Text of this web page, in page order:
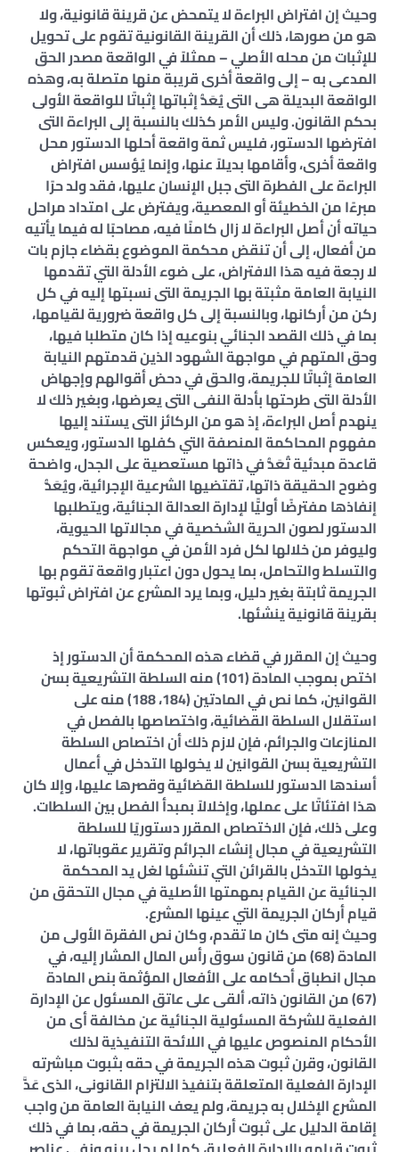
وحيث إن افتراض البراءة لا يتمحض عن قرينة قانونية، ولا
هو من صورها، ذلك أن القرينة القانونية تقوم على تحويل
للإثبات من محله الأصلي – ممثلاً في الواقعة مصدر الحق
المدعى به – إلى واقعة أخرى قريبة منها متصلة به، وهذه
الواقعة البديلة هى التى يُعَدُّ إثباتها إثباتًا للواقعة الأولى
بحكم القانون. وليس الأمر كذلك بالنسبة إلى البراءة التى
افترضها الدستور، فليس ثمة واقعة أحلها الدستور محل
واقعة أخرى، وأقامها بديلاً عنها، وإنما يُؤسس افتراض
البراءة على الفطرة التى جبل الإنسان عليها، فقد ولد حرًا
مبرءًا من الخطيئة أو المعصية، ويفترض على امتداد مراحل
حياته أن أصل البراءة لا زال كامنًا فيه، مصاحبًا له فيما يأتيه
من أفعال، إلى أن تنقض محكمة الموضوع بقضاء جازم بات
لا رجعة فيه هذا الافتراض، على ضوء الأدلة التي تقدمها
النيابة العامة مثبتة بها الجريمة التى نسبتها إليه في كل
ركن من أركانها، وبالنسبة إلى كل واقعة ضرورية لقيامها،
بما في ذلك القصد الجنائي بنوعيه إذا كان متطلبا فيها،
وحق المتهم في مواجهة الشهود الذين قدمتهم النيابة
العامة إثباتًا للجريمة، والحق في دحض أقوالهم وإجهاض
الأدلة التى طرحتها بأدلة النفى التى يعرضها، وبغير ذلك لا
ينهدم أصل البراءة، إذ هو من الركائز التى يستند إليها
مفهوم المحاكمة المنصفة التي كفلها الدستور، ويعكس
قاعدة مبدئية تُعَدُّ في ذاتها مستعصية على الجدل، واضحة
وضوح الحقيقة ذاتها، تقتضيها الشرعية الإجرائية، ويُعَدُّ
إنفاذها مفترضًا أوليًّا لإدارة العدالة الجنائية، ويتطلبها
الدستور لصون الحرية الشخصية في مجالاتها الحيوية،
وليوفر من خلالها لكل فرد الأمن في مواجهة التحكم
والتسلط والتحامل، بما يحول دون اعتبار واقعة تقوم بها
الجريمة ثابتة بغير دليل، وبما يرد المشرع عن افتراض ثبوتها
بقرينة قانونية ينشئها.
وحيث إن المقرر في قضاء هذه المحكمة أن الدستور إذ
اختص بموجب المادة (101) منه السلطة التشريعية بسن
القوانين، كما نص في المادتين (184، 188) منه على
استقلال السلطة القضائية، واختصاصها بالفصل في
المنازعات والجرائم، فإن لازم ذلك أن اختصاص السلطة
التشريعية بسن القوانين لا يخولها التدخل في أعمال
أسندها الدستور للسلطة القضائية وقصرها عليها، وإلا كان
هذا افتئاتًا على عملها، وإخلالاً بمبدأ الفصل بين السلطات.
وعلى ذلك، فإن الاختصاص المقرر دستوريًا للسلطة
التشريعية في مجال إنشاء الجرائم وتقرير عقوباتها، لا
يخولها التدخل بالقرائن التي تنشئها لغل يد المحكمة
الجنائية عن القيام بمهمتها الأصلية في مجال التحقق من
قيام أركان الجريمة التي عينها المشرع.
وحيث إنه متى كان ما تقدم، وكان نص الفقرة الأولى من
المادة (68) من قانون سوق رأس المال المشار إليه، في
مجال انطباق أحكامه على الأفعال المؤثمة بنص المادة
(67) من القانون ذاته، ألقى على عاتق المسئول عن الإدارة
الفعلية للشركة المسئولية الجنائية عن مخالفة أى من
الأحكام المنصوص عليها في اللائحة التنفيذية لذلك
القانون، وقرن ثبوت هذه الجريمة في حقه بثبوت مباشرته
الإدارة الفعلية المتعلقة بتنفيذ الالتزام القانونى، الذى عَدَّ
المشرع الإخلال به جريمة، ولم يعف النيابة العامة من واجب
إقامة الدليل على ثبوت أركان الجريمة في حقه، بما في ذلك